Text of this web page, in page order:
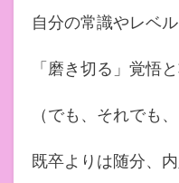
自分の常識やレベル
「磨き切る」覚悟
（でも、それでも、
既卒よりは随分、